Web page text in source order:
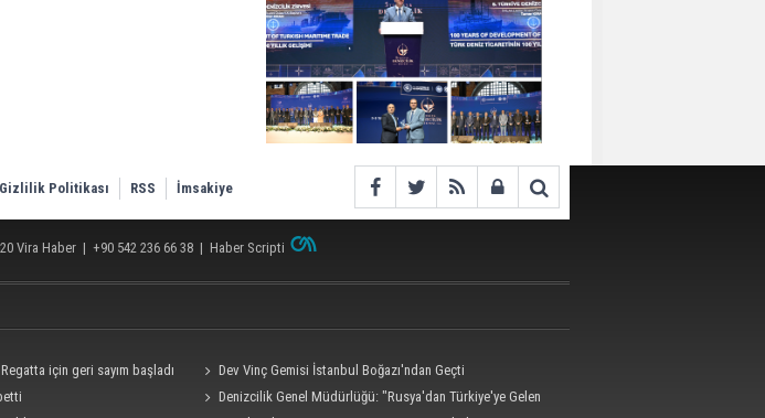
Gizlilik Politikası RSS İmsakiye
Vira Haber | +90 542 236 66 38 | Haber Scripti
için geri sayım başladı
Dev Vinç Gemisi İstanbul Boğazı'ndan Geçti
Denizcilik Genel Müdürlüğü: "Rusya'dan Türkiye'ye Gelen